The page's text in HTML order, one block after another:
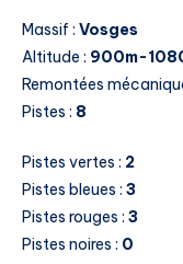
Massif : Vosges
Altitude : 900m-
Remontées
Pistes : 8
Pistes vertes : 2
Pistes bleues : 3
Pistes rouges : 3
Pistes noires : 0